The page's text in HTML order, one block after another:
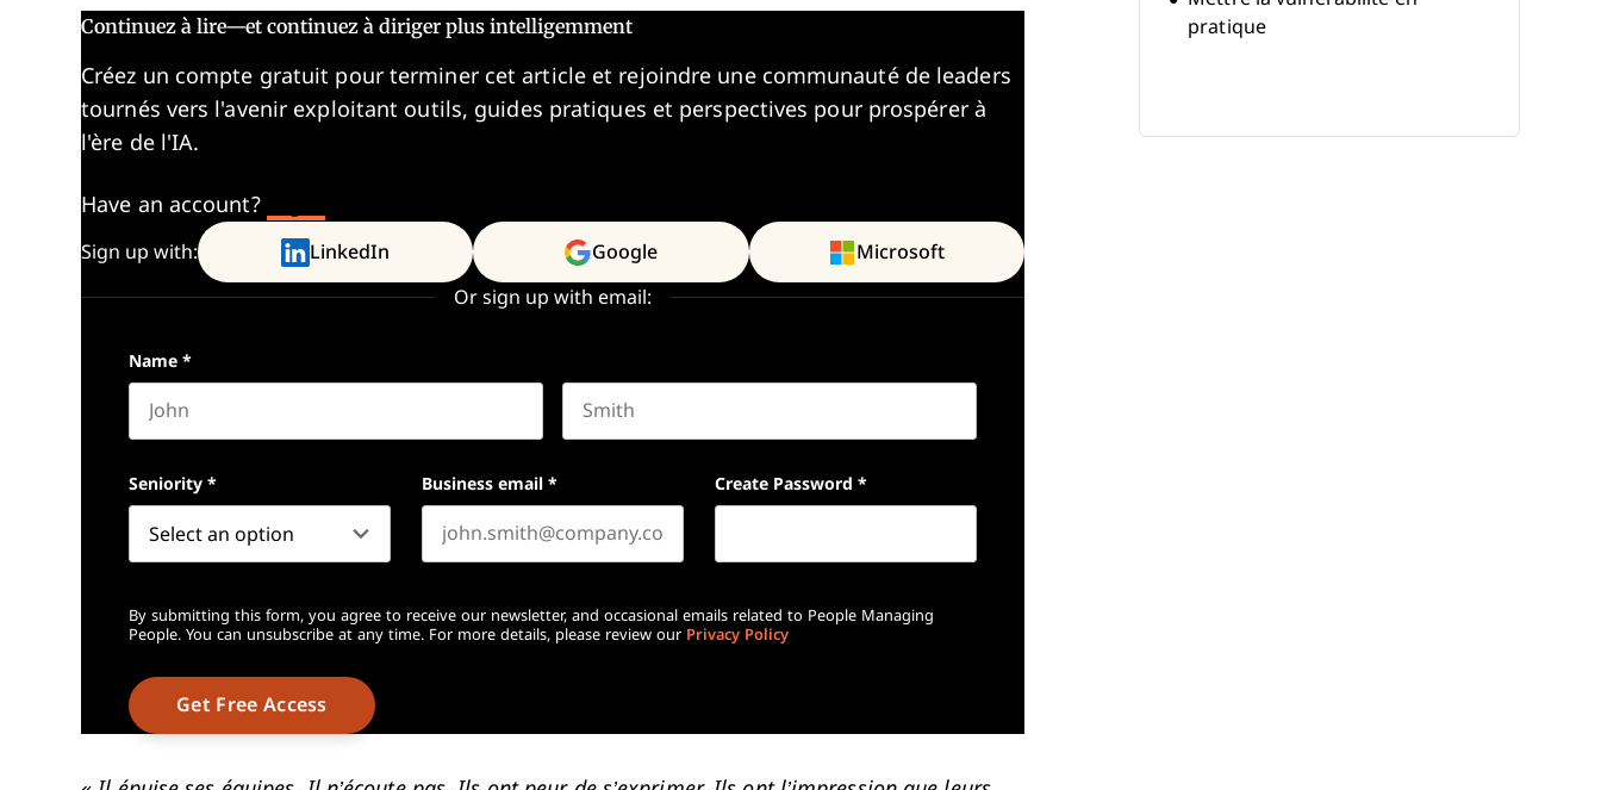
Continuez à lire—et continuez à diriger plus intelligemment
Créez un compte gratuit pour terminer cet article et rejoindre une communauté de leaders
tournés vers l'avenir exploitant outils, guides pratiques et perspectives pour prospérer à
l'ère de l'IA.
Have an account?
Sign up with: LinkedIn Google Microsoft
Or sign up with email:
Name *
Seniority * Business email * Create Password *
By submitting this form, you agree to receive our newsletter, and occasional emails related to People Managing
People. You can unsubscribe at any time. For more details, please review our Privacy Policy
pratique